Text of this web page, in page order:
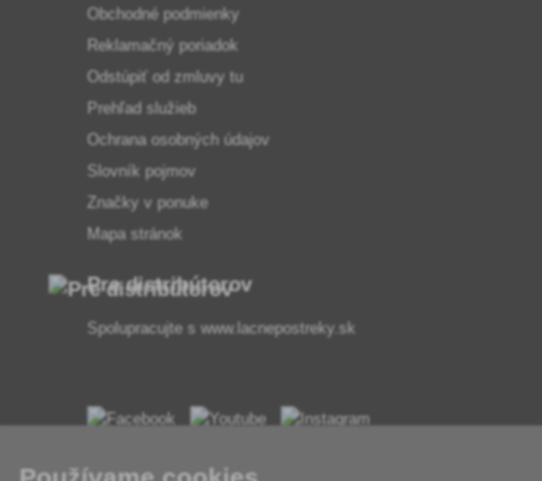
Obchodné podmienky
Reklamačný poriadok
Odstúpiť od zmluvy tu
Prehľad služieb
Ochrana osobných údajov
Slovník pojmov
Značky v ponuke
Mapa stránok
Pre distribútorov
Spolupracujte s www.lacnepostreky.sk
Vždy vám odborne poradíme